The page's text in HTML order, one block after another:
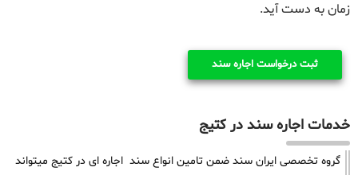
زمان به دست آید.
ثبت درخواست اجاره سند
خدمات اجاره سند در کتیج
گروه تخصصی ایران سند ضمن تامین انواع سند اجاره ای در کتیج میتواند